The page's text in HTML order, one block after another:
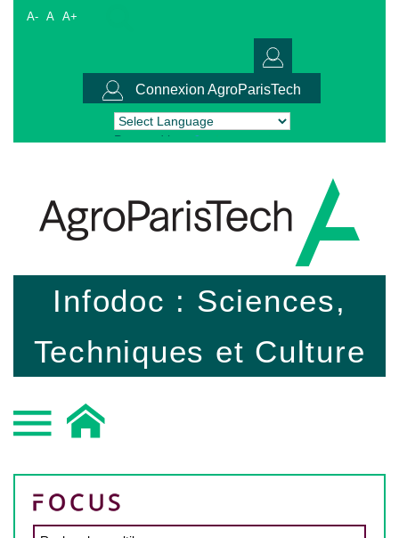
A- A A+
Connexion AgroParisTech
Powered by Translate
Infodoc : Sciences,
Techniques et Culture